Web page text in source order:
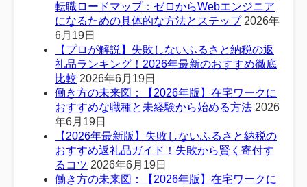
転職ロードマップ：ゼロからWebエンジニア
になるための具体的な方法とステップ 2026年
6月19日
【プロが解説】失敗しないふるさと納税の返
礼品ランキング！2026年最新のおすすめ徹底
比較 2026年6月19日
働き方の未来図：【2026年版】在宅ワークに
おすすめな職種と未経験から始める方法 2026
年6月19日
【2026年最新版】失敗しないふるさと納税の
おすすめ返礼品ガイド！失敗から賢く寄付す
るコツ 2026年6月19日
働き方の未来図：【2026年版】在宅ワークに